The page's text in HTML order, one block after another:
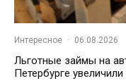
Интересное · 06.08.2026
Льготные займы на
Петербурге